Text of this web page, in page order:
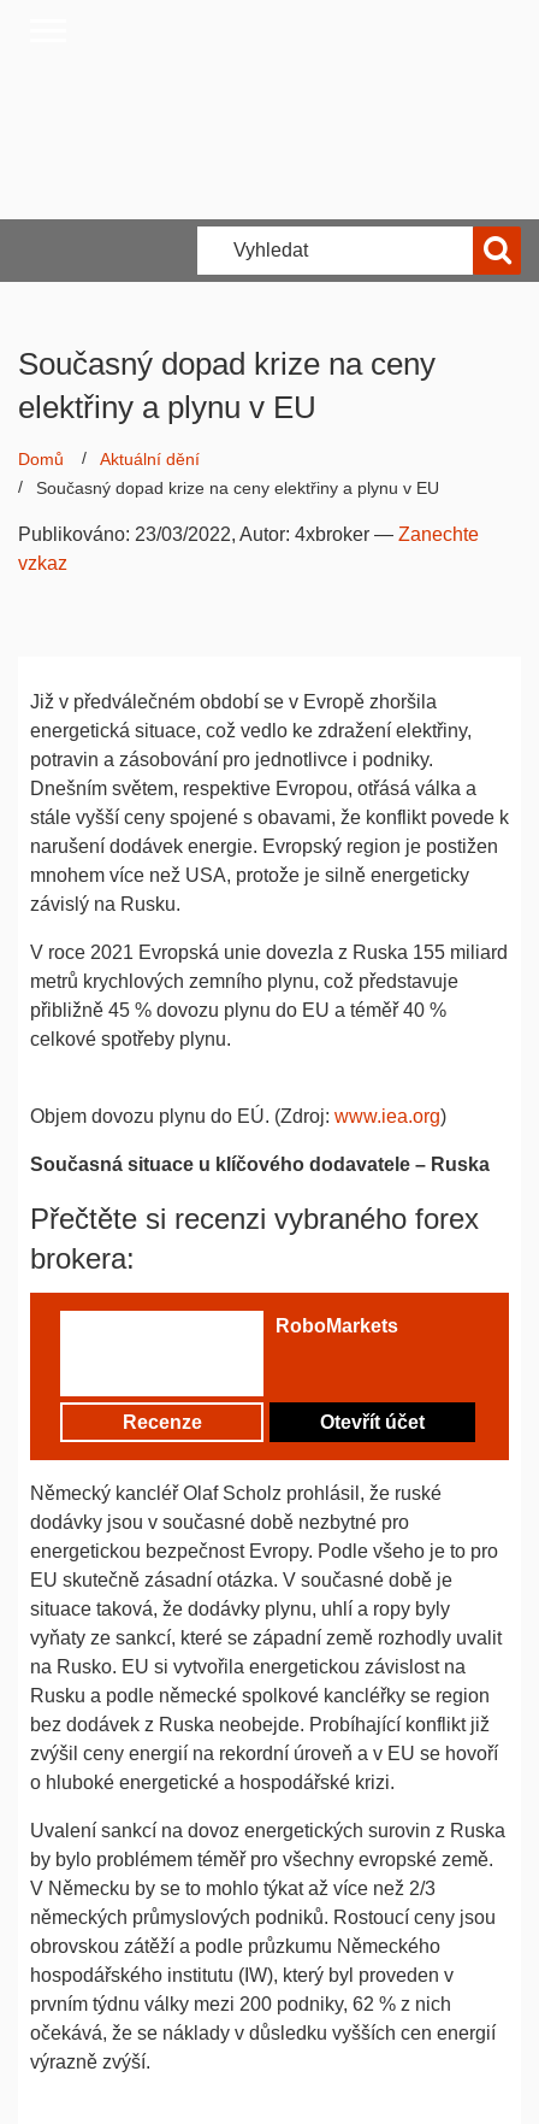
Současný dopad krize na ceny
elektřiny a plynu v EU
Domů
Aktuální dění
Současný dopad krize na ceny elektřiny a plynu v EU
Publikováno: 23/03/2022, Autor: 4xbroker — Zanechte
vzkaz
Již v předválečném období se v Evropě zhoršila
energetická situace, což vedlo ke zdražení elektřiny,
potravin a zásobování pro jednotlivce i podniky.
Dnešním světem, respektive Evropou, otřásá válka a
stále vyšší ceny spojené s obavami, že konflikt povede k
narušení dodávek energie. Evropský region je postižen
mnohem více než USA, protože je silně energeticky
závislý na Rusku.
V roce 2021 Evropská unie dovezla z Ruska 155 miliard
metrů krychlových zemního plynu, což představuje
přibližně 45 % dovozu plynu do EU a téměř 40 %
celkové spotřeby plynu.
Objem dovozu plynu do EÚ. (Zdroj: www.iea.org)
Současná situace u klíčového dodavatele – Ruska
Přečtěte si recenzi vybraného forex
brokera:
RoboMarkets
Recenze Otevřít účet
Německý kancléř Olaf Scholz prohlásil, že ruské
dodávky jsou v současné době nezbytné pro
energetickou bezpečnost Evropy. Podle všeho je to pro
EU skutečně zásadní otázka. V současné době je
situace taková, že dodávky plynu, uhlí a ropy byly
vyňaty ze sankcí, které se západní země rozhodly uvalit
na Rusko. EU si vytvořila energetickou závislost na
Rusku a podle německé spolkové kancléřky se region
bez dodávek z Ruska neobejde. Probíhající konflikt již
zvýšil ceny energií na rekordní úroveň a v EU se hovoří
o hluboké energetické a hospodářské krizi.
Uvalení sankcí na dovoz energetických surovin z Ruska
by bylo problémem téměř pro všechny evropské země.
V Německu by se to mohlo týkat až více než 2/3
německých průmyslových podniků. Rostoucí ceny jsou
obrovskou zátěží a podle průzkumu Německého
hospodářského institutu (IW), který byl proveden v
prvním týdnu války mezi 200 podniky, 62 % z nich
očekává, že se náklady v důsledku vyšších cen energií
výrazně zvýší.